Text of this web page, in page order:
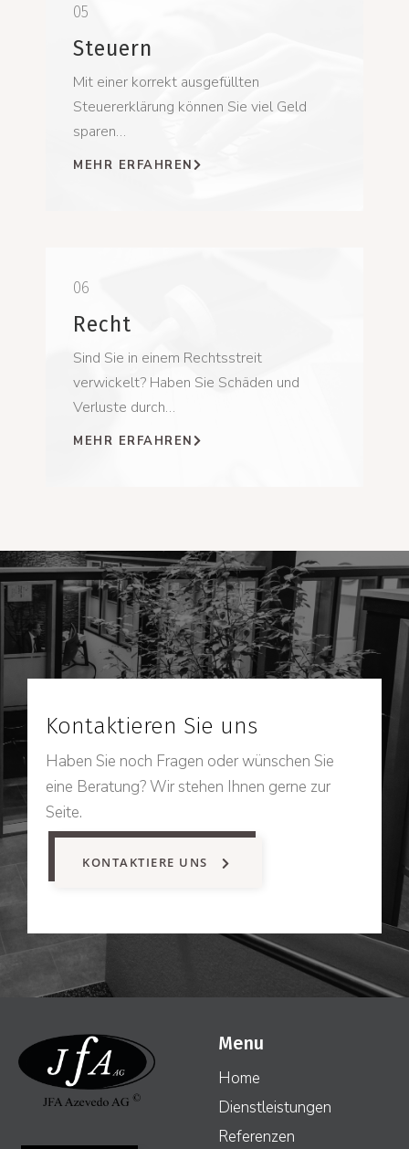
05
Steuern
Mit einer korrekt ausgefüllten
Steuererklärung können Sie viel Geld
sparen…
MEHR ERFAHREN
06
Recht
Sind Sie in einem Rechtsstreit
verwickelt? Haben Sie Schäden und
Verluste durch…
MEHR ERFAHREN
Kontaktieren Sie uns
Haben Sie noch Fragen oder wünschen Sie
eine Beratung? Wir stehen Ihnen gerne zur
Seite.
KONTAKTIERE UNS
Menu
Home
Dienstleistungen
Referenzen